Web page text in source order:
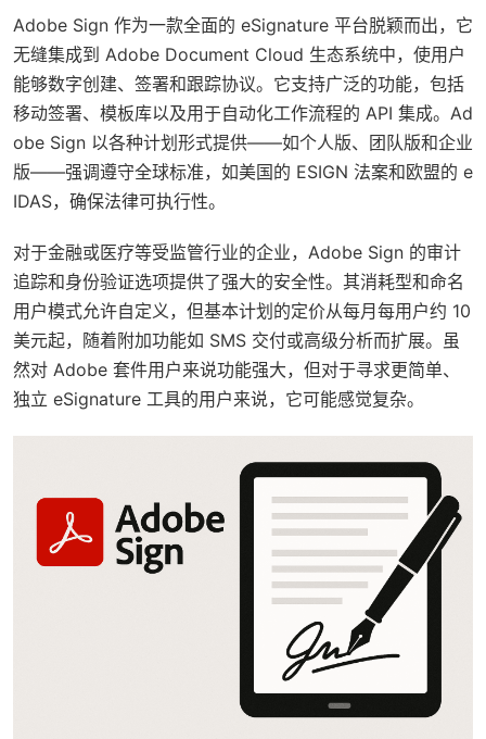
Adobe Sign 作为一款全面的 eSignature 平台脱颖而出，它
无缝集成到 Adobe Document Cloud 生态系统中，使用户
能够数字创建、签署和跟踪协议。它支持广泛的功能，包括
移动签署、模板库以及用于自动化工作流程的 API 集成。Ad
obe Sign 以各种计划形式提供——如个人版、团队版和企业
版——强调遵守全球标准，如美国的 ESIGN 法案和欧盟的 e
IDAS，确保法律可执行性。
对于金融或医疗等受监管行业的企业，Adobe Sign 的审计
追踪和身份验证选项提供了强大的安全性。其消耗型和命名
用户模式允许自定义，但基本计划的定价从每月每用户约 10
美元起，随着附加功能如 SMS 交付或高级分析而扩展。虽
然对 Adobe 套件用户来说功能强大，但对于寻求更简单、
独立 eSignature 工具的用户来说，它可能感觉复杂。